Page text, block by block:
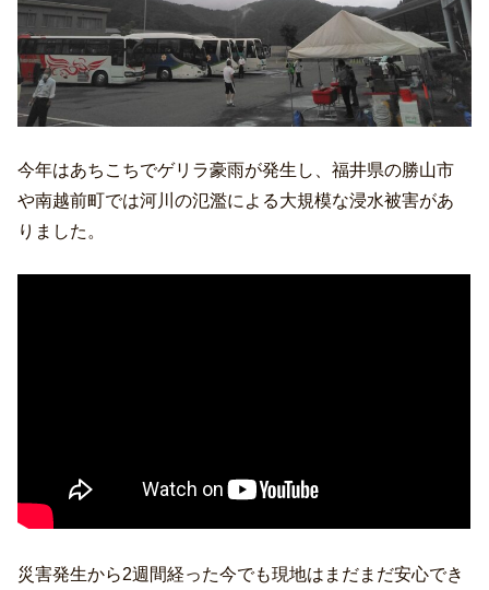
今年はあちこちでゲリラ豪雨が発生し、福井県の勝山市
や南越前町では河川の氾濫による大規模な浸水被害があ
りました。
災害発生から2週間経った今でも現地はまだまだ安心でき